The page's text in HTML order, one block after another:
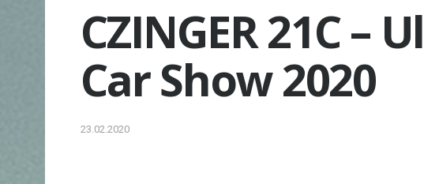
CZINGER 21C –
Car Show 2020
23.02.2020